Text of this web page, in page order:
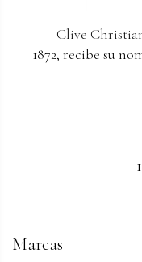
Clive
1872, recibe su
1
Marcas